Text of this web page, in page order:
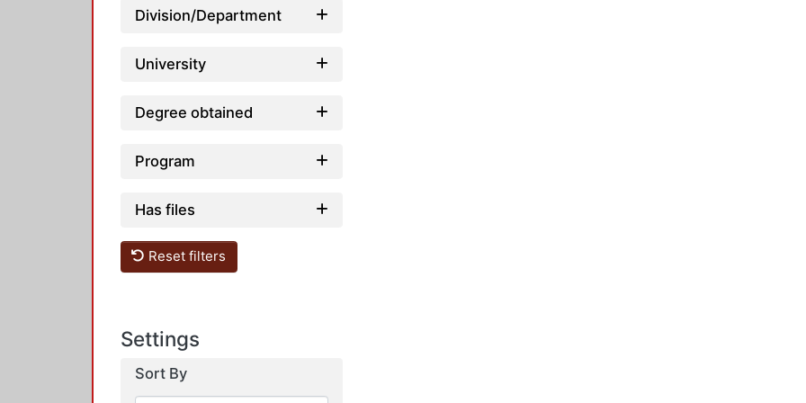
Division/Department
University
Degree obtained
Program
Has files
Reset filters
Settings
Sort By